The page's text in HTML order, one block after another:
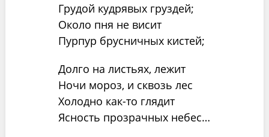
Грудой кудрявых груздей;
Около пня не висит
Пурпур брусничных кистей;
Долго на листьях, лежит
Ночи мороз, и сквозь лес
Холодно как-то глядит
Ясность прозрачных небес…